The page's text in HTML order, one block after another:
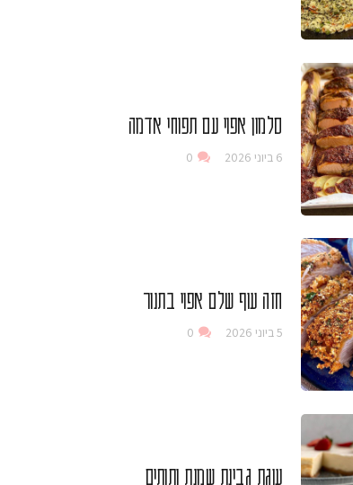
סלמון אפוי עם תפוחי אדמה
6 ביוני 2026 0
חזה עוף שלם אפוי בתנור
5 ביוני 2026 0
עוגת גבינת שמנת ותותים